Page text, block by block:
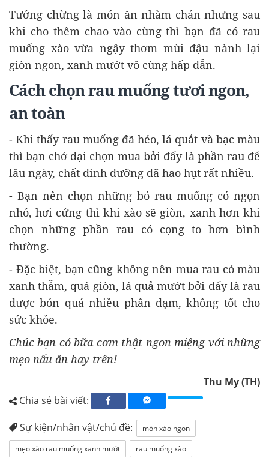
Tưởng chừng là món ăn nhàm chán nhưng sau
khi cho thêm chao vào cùng thì bạn đã có rau
muống xào vừa ngậy thơm mùi đậu nành lại
giòn ngon, xanh mướt vô cùng hấp dẫn.
Cách chọn rau muống tươi ngon,
an toàn
- Khi thấy rau muống đã héo, lá quắt và bạc màu
thì bạn chớ dại chọn mua bởi đấy là phần rau để
lâu ngày, chất dinh dưỡng đã hao hụt rất nhiều.
- Bạn nên chọn những bó rau muống có ngọn
nhỏ, hơi cứng thì khi xào sẽ giòn, xanh hơn khi
chọn những phần rau có cọng to hơn bình
thường.
- Đặc biệt, bạn cũng không nên mua rau có màu
xanh thẫm, quá giòn, lá quả mướt bởi đấy là rau
được bón quá nhiều phân đạm, không tốt cho
sức khỏe.
Chúc bạn có bữa cơm thật ngon miệng với những
mẹo nấu ăn hay trên!
Thu My (TH)
Chia sẻ bài viết:
Sự kiện/nhân vật/chủ đề:
món xào ngon
mẹo xào rau muống xanh mướt
rau muống xào